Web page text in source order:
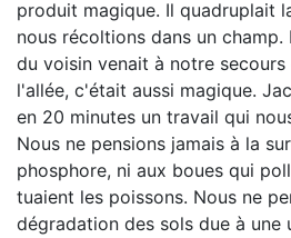
produit magique. Il quadruplait
nous récoltions dans un
du voisin venait à notre
l'allée, c'était aussi magique.
en 20 minutes un travail qui
Nous ne pensions jamais à la
phosphore, ni aux boues qui
tuaient les poissons. Nous ne
dégradation des sols due à